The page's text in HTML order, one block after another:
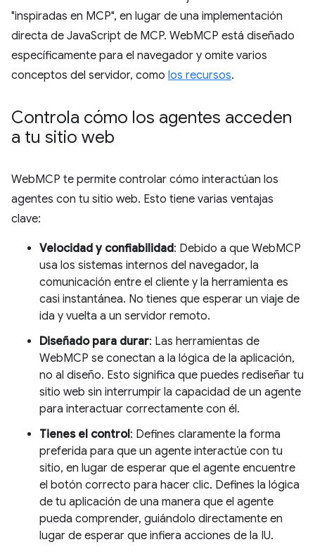
"inspiradas en MCP", en lugar de una implementación
directa de JavaScript de MCP. WebMCP está diseñado
específicamente para el navegador y omite varios
conceptos del servidor, como los recursos.
Controla cómo los agentes acceden
a tu sitio web
WebMCP te permite controlar cómo interactúan los
agentes con tu sitio web. Esto tiene varias ventajas
clave:
Velocidad y confiabilidad: Debido a que WebMCP
usa los sistemas internos del navegador, la
comunicación entre el cliente y la herramienta es
casi instantánea. No tienes que esperar un viaje de
ida y vuelta a un servidor remoto.
Diseñado para durar: Las herramientas de
WebMCP se conectan a la lógica de la aplicación,
no al diseño. Esto significa que puedes rediseñar tu
sitio web sin interrumpir la capacidad de un agente
para interactuar correctamente con él.
Tienes el control: Defines claramente la forma
preferida para que un agente interactúe con tu
sitio, en lugar de esperar que el agente encuentre
el botón correcto para hacer clic. Defines la lógica
de tu aplicación de una manera que el agente
pueda comprender, guiándolo directamente en
lugar de esperar que infiera acciones de la IU.